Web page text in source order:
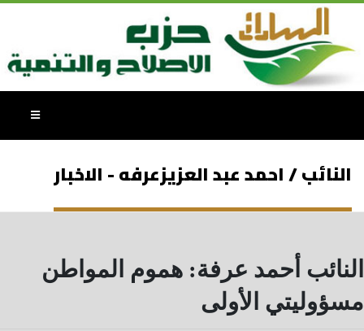
النائب / احمد عبد العزيزعرفه - الاخبار
النائب أحمد عرفة: هموم المواطن
مسؤوليتي الأولى